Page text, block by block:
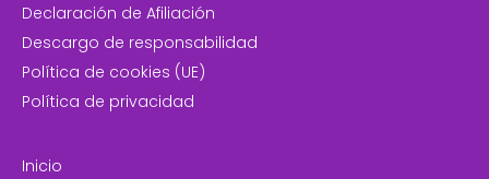
Declaración de Afiliación
Descargo de responsabilidad
Política de cookies (UE)
Política de privacidad
Inicio